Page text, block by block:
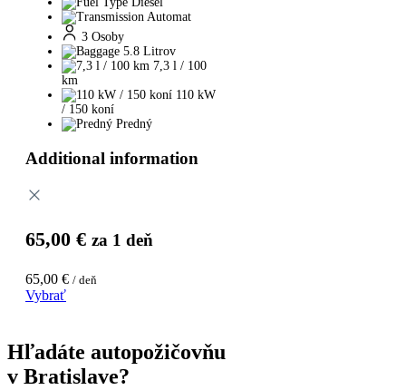
Automat
3 Osoby
5.8 Litrov
7,3 l / 100
km
110 kW
/ 150 koní
Predný
Additional information
65,00 € za 1 deň
65,00 € / deň
Vybrať
Hľadáte autopožičovňu
v Bratislave?